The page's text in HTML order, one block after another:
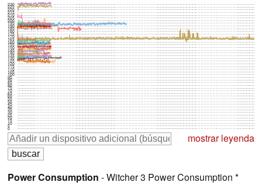
05
10
15
20
25
30
35
40
45
50
55
60
65
70
75
80
85
90
95
100
105
110
115
120
125
130
135
140
145
150
155
160
165
170
175
180
185
190
195
200
205
210
215
220
225
230
mostrar leyenda
Power Consumption - Witcher 3 Power Consumption *